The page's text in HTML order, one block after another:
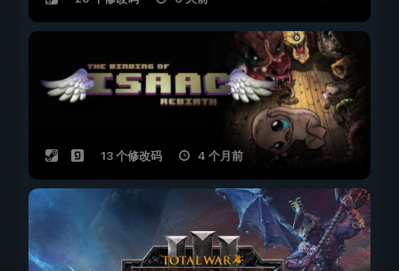
13 个修改码 4 个月前